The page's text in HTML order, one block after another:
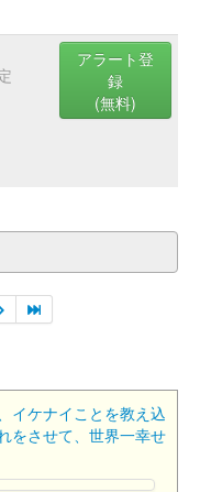
アラート登
録
(無料)
イケナイことを教え込
をさせて、世界一幸せ